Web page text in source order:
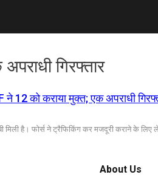
गिरफ्तार
12 को कराया मुक्त; एक अपराधी
मिली है। फोर्स ने ट्रैफिकिंग कर मजदूरी कराने के
About Us